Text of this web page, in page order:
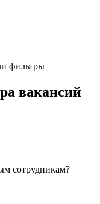
фильтры
вакансий
сотрудникам?